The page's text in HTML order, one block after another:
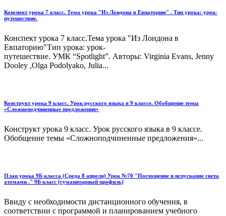
Конспект урока 7 класс. Тема урока "Из Лондона в Евпаторию" . Тип урока: урок-
путешествие.
Конспект урока 7 класс.Тема урока "Из Лондона в
Евпаторию"Тип урока: урок-
путешествие. УМК “Spotlight”. Авторы: Virginia Evans, Jenny
Dooley ,Olga Podolyako, Julia...
Конструкт урока 9 класс. Урок русского языка в 9 классе. Обобщение темы
«Сложноподчиненные предложения»
Конструкт урока 9 класс. Урок русского языка в 9 классе.
Обобщение темы «Сложноподчиненные предложения»...
План урока 9Б класса (Среда 8 апреля) Урок №70 "Поглощение и испускание света
атомами ." 9Б класс (гуманитарный профиль)
Ввиду с необходимости дистанционного обучения, в
соответствии с программой и планированием учебного